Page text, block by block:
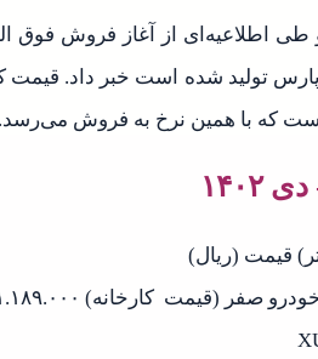
طی اطلاعیه‌ای از آغاز فروش فوق
قیمت (ریال)